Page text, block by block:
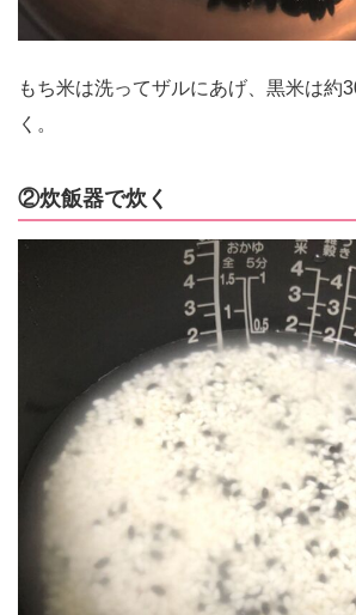
もち米は洗ってザルにあげ、黒米は約
く。
②炊飯器で炊く